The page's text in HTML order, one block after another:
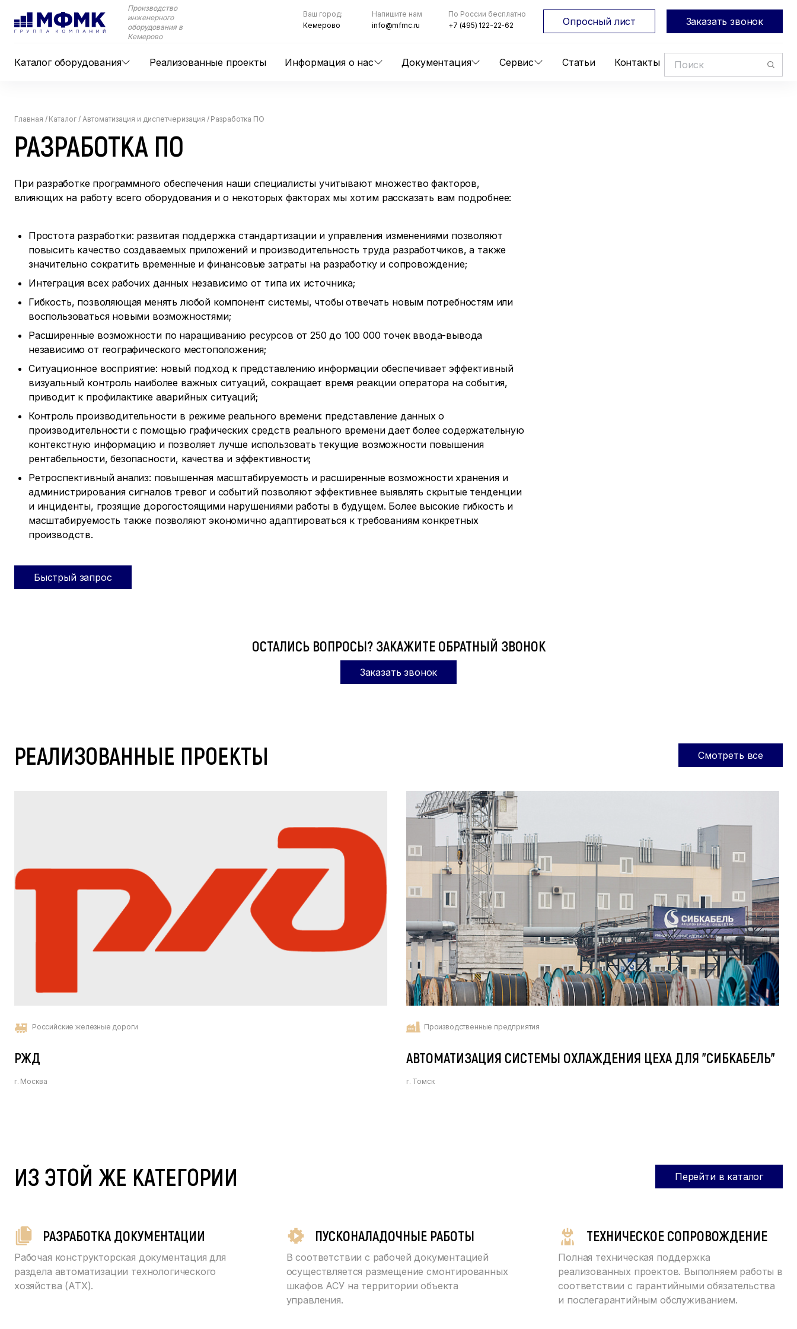
Производство
инженерного
оборудования в
Кемерово
Каталог оборудования Реализованные проекты Информация о нас Документация Сервис Статьи Контакты
Ваш город:
Кемерово
Напишите нам
info@mfmc.ru
По России бесплатно
+7 (495) 122-22-62
Опросный лист Заказать звонок
Главная / Каталог / Автоматизация и диспетчеризация / Разработка ПО
РАЗРАБОТКА ПО
При разработке программного обеспечения наши специалисты учитывают множество факторов,
влияющих на работу всего оборудования и о некоторых факторах мы хотим рассказать вам подробнее:
Простота разработки: развитая поддержка стандартизации и управления изменениями позволяют
повысить качество создаваемых приложений и производительность труда разработчиков, а также
значительно сократить временные и финансовые затраты на разработку и сопровождение;
Интеграция всех рабочих данных независимо от типа их источника;
Гибкость, позволяющая менять любой компонент системы, чтобы отвечать новым потребностям или
воспользоваться новыми возможностями;
Расширенные возможности по наращиванию ресурсов от 250 до 100 000 точек ввода-вывода
независимо от географического местоположения;
Ситуационное восприятие: новый подход к представлению информации обеспечивает эффективный
визуальный контроль наиболее важных ситуаций, сокращает время реакции оператора на события,
приводит к профилактике аварийных ситуаций;
Контроль производительности в режиме реального времени: представление данных о
производительности с помощью графических средств реального времени дает более содержательную
контекстную информацию и позволяет лучше использовать текущие возможности повышения
рентабельности, безопасности, качества и эффективности;
Ретроспективный анализ: повышенная масштабируемость и расширенные возможности хранения и
администрирования сигналов тревог и событий позволяют эффективнее выявлять скрытые тенденции
и инциденты, грозящие дорогостоящими нарушениями работы в будущем. Более высокие гибкость и
масштабируемость также позволяют экономично адаптироваться к требованиям конкретных
производств.
Быстрый запрос
ОСТАЛИСЬ ВОПРОСЫ? ЗАКАЖИТЕ ОБРАТНЫЙ ЗВОНОК
Заказать звонок
РЕАЛИЗОВАННЫЕ ПРОЕКТЫ
Российские железные дороги
РЖД
г. Москва
Производственные предприятия
АВТОМАТИЗАЦИЯ СИСТЕМЫ ОХЛАЖДЕНИЯ ЦЕХА ДЛЯ "СИБКАБЕЛЬ"
г. Томск
Смотреть все
ИЗ ЭТОЙ ЖЕ КАТЕГОРИИ
РАЗРАБОТКА ДОКУМЕНТАЦИИ
Рабочая конструкторская документация для
раздела автоматизации технологического
хозяйства (АТХ).
ПУСКОНАЛАДОЧНЫЕ РАБОТЫ
В соответствии с рабочей документацией
осуществляется размещение смонтированных
шкафов АСУ на территории объекта
управления.
ТЕХНИЧЕСКОЕ СОПРОВОЖДЕНИЕ
Полная техническая поддержка
реализованных проектов. Выполняем работы в
соответствии с гарантийными обязательства
и послегарантийным обслуживанием.
Перейти в каталог